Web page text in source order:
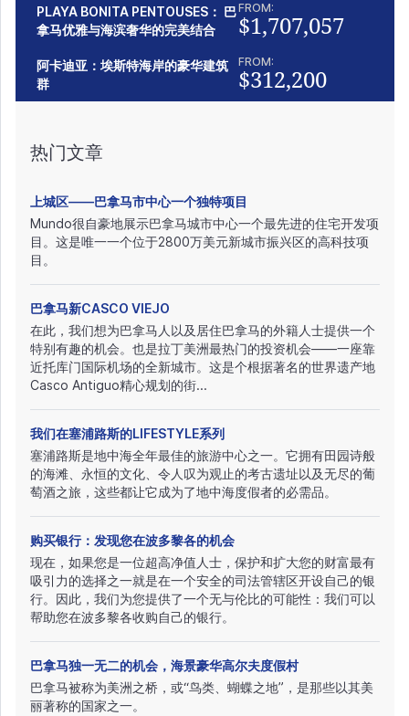
PLAYA BONITA PENTOUSES： 巴
拿马优雅与海滨奢华的完美结合
FROM:
$1,707,057
阿卡迪亚：埃斯特海岸的豪华建筑
群
FROM:
$312,200
热门文章
上城区——巴拿马市中心一个独特项目
Mundo很自豪地展示巴拿马城市中心一个最先进的住宅开发项
目。这是唯一一个位于2800万美元新城市振兴区的高科技项
目。
巴拿马新CASCO VIEJO
在此，我们想为巴拿马人以及居住巴拿马的外籍人士提供一个
特别有趣的机会。也是拉丁美洲最热门的投资机会——一座靠
近托库门国际机场的全新城市。这是个根据著名的世界遗产地
Casco Antiguo精心规划的街...
我们在塞浦路斯的LIFESTYLE系列
塞浦路斯是地中海全年最佳的旅游中心之一。它拥有田园诗般
的海滩、永恒的文化、令人叹为观止的考古遗址以及无尽的葡
萄酒之旅，这些都让它成为了地中海度假者的必需品。
购买银行：发现您在波多黎各的机会
现在，如果您是一位超高净值人士，保护和扩大您的财富最有
吸引力的选择之一就是在一个安全的司法管辖区开设自己的银
行。因此，我们为您提供了一个无与伦比的可能性：我们可以
帮助您在波多黎各收购自己的银行。
巴拿马独一无二的机会，海景豪华高尔夫度假村
巴拿马被称为美洲之桥，或“鸟类、蝴蝶之地”，是那些以其美
丽著称的国家之一。